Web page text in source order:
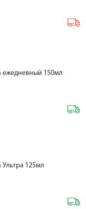
ежедневный 150мл
Ультра 125мл